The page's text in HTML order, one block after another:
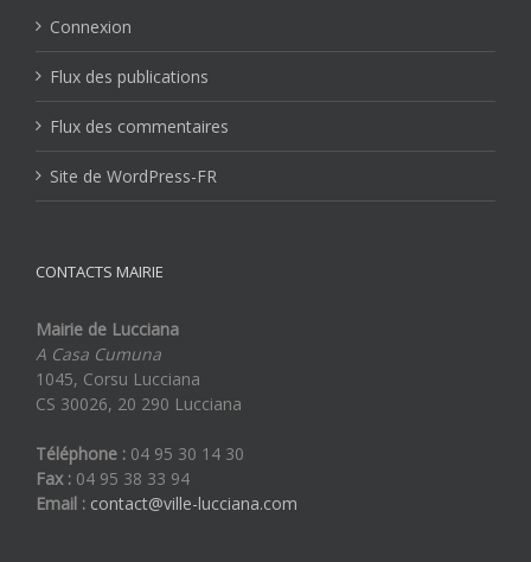
Connexion
Flux des publications
Flux des commentaires
Site de WordPress-FR
CONTACTS MAIRIE
Mairie de Lucciana
A Casa Cumuna
1045, Corsu Lucciana
CS 30026, 20 290 Lucciana
Téléphone : 04 95 30 14 30
Fax : 04 95 38 33 94
Email : contact@ville-lucciana.com